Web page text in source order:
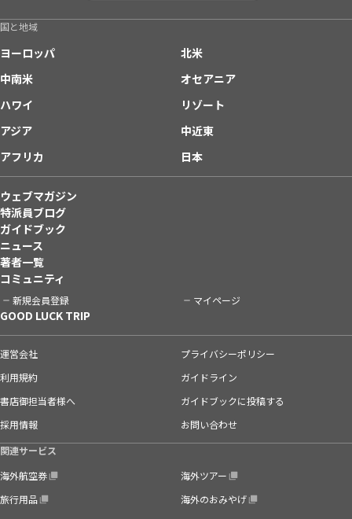
国と地域
ヨーロッパ
北米
中南米
オセアニア
ハワイ
リゾート
アジア
中近東
アフリカ
日本
ウェブマガジン
特派員ブログ
ガイドブック
ニュース
著者一覧
コミュニティ
新規会員登録 マイページ
GOOD LUCK TRIP
運営会社
プライバシーポリシー
利用規約
ガイドライン
書店御担当者様へ
ガイドブックに投稿する
採用情報
お問い合わせ
関連サービス
海外航空券
海外ツアー
旅行用品
海外のおみやげ